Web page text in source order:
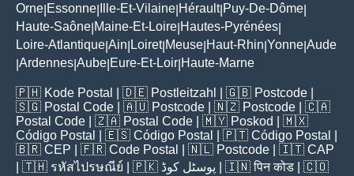
Orne Essonne Ille-Et-Vilaine Hérault| Puy-De-Dôme
Haute-Saône Maine-Et-Loire Hautes-Pyrénées
Loire-Atlantique Ain Loiret| Meuse Haut-Rhin Yonne Aude
Ardennes Aube Eure-Et-Loir Haute-Marne
🇵🇭 Kode Postal | 🇩🇪 Postleitzahl | 🇬🇧 Postcode
🇸🇬 Postal Code | 🇦🇺 Postcode | 🇳🇿 Postcode | 🇨🇦
Postal Code | 🇿🇦 Postal Code | 🇲🇾 Poskod
| 🇲🇽
Código Postal
| 🇪🇸 Código Postal | 🇵🇹 Código Postal
🇧🇷 CEP | 🇫🇷 Code Postal | 🇳🇱 Postcode | 🇮🇹 CAP
| 🇹🇭 รหัสไปรษณีย์ | 🇵🇰 پوسٹل کوڈ | 🇮🇳पिन कोड | 🇨🇴